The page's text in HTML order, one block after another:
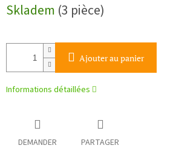
de
Skladem (3 pièce)
Ajouter au panier
Informations détaillées
DEMANDER PARTAGER